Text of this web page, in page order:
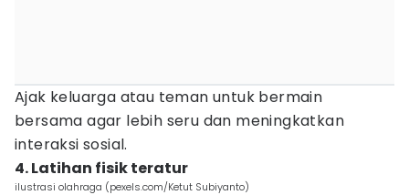
Ajak keluarga atau teman untuk bermain
bersama agar lebih seru dan meningkatkan
interaksi sosial.
4. Latihan fisik teratur
ilustrasi olahraga (pexels.com/Ketut Subiyanto)